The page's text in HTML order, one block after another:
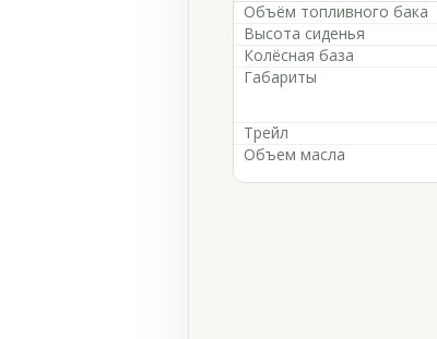
Объём топливного бака
Высота сиденья
Колёсная база
Габариты
Трейл
Объем масла